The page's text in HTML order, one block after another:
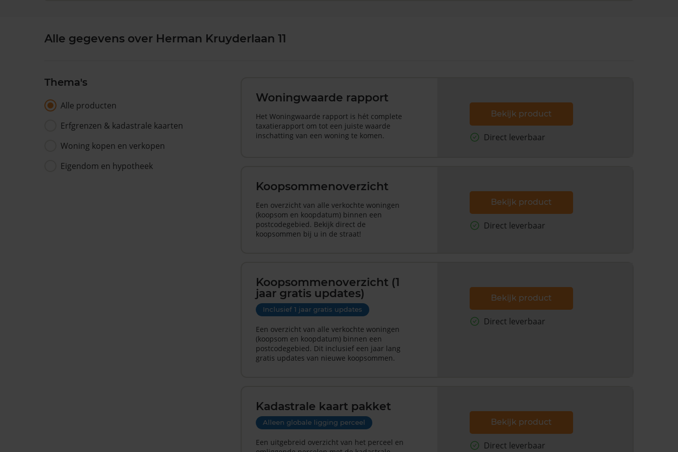
Alle gegevens over Herman Kruyderlaan 11
Thema's
Alle producten
Erfgrenzen & kadastrale kaarten
Woning kopen en verkopen
Eigendom en hypotheek
Woningwaarde rapport
Het Woningwaarde rapport is hét complete
taxatierapport om tot een juiste waarde
inschatting van een woning te komen.
Bekijk product
Direct leverbaar
Koopsommenoverzicht
Een overzicht van alle verkochte woningen
(koopsom en koopdatum) binnen een
postcodegebied. Bekijk direct de
koopsommen bij u in de straat!
Bekijk product
Direct leverbaar
Koopsommenoverzicht (1
jaar gratis updates)
Inclusief 1 jaar gratis updates
Een overzicht van alle verkochte woningen
(koopsom en koopdatum) binnen een
postcodegebied. Dit inclusief een jaar lang
gratis updates van nieuwe koopsommen.
Bekijk product
Direct leverbaar
Kadastrale kaart pakket
Alleen globale ligging perceel
Een uitgebreid overzicht van het perceel en
Bekijk product
Direct leverbaar